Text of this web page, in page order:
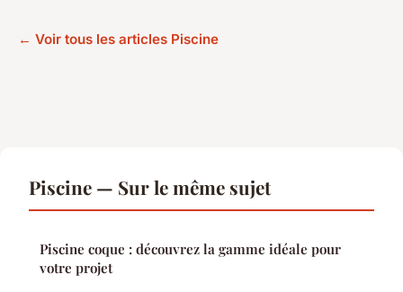
← Voir tous les articles Piscine
Piscine — Sur le même sujet
Piscine coque : découvrez la gamme idéale pour
votre projet